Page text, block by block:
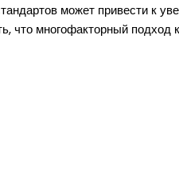
может привести к
что многофакторный подход